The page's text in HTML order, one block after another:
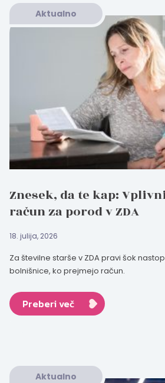
Aktualno
Znesek, da te kap:
račun za porod v ZDA
18. julija, 2026
Za številne starše v ZDA pravi šok
bolnišnice, ko prejmejo račun.
Preberi več
Aktualno